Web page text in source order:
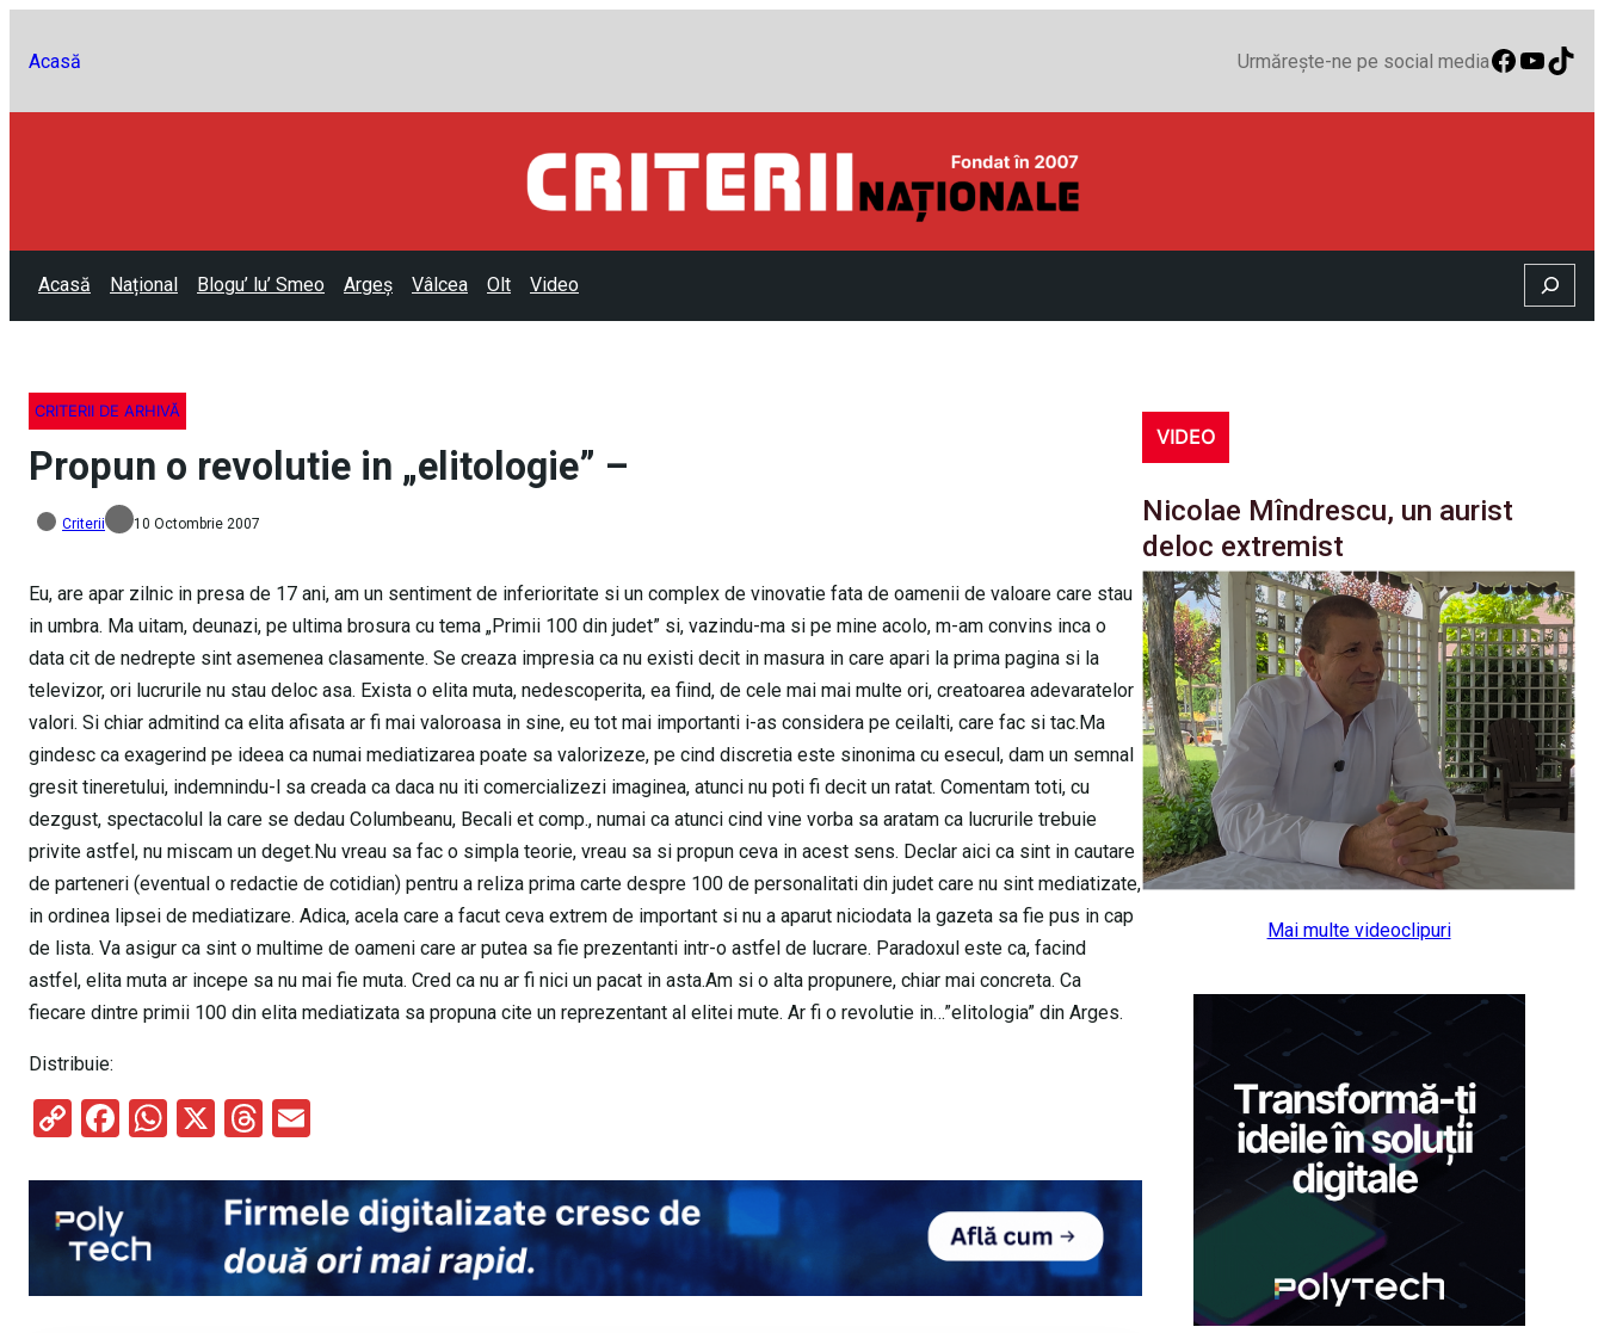
Acasă Urmărește-ne pe social media
Acasă Național Blogu’ lu’ Smeo Argeș Vâlcea Olt Video Search
CRITERII DE ARHIVĂ
Propun o revolutie in „elitologie” –
Criterii 10 Octombrie 2007
Eu, are apar zilnic in presa de 17 ani, am un sentiment de inferioritate si un complex de vinovatie fata de oamenii de valoare care stau
in umbra. Ma uitam, deunazi, pe ultima brosura cu tema „Primii 100 din judet” si, vazindu-ma si pe mine acolo, m-am convins inca o
data cit de nedrepte sint asemenea clasamente. Se creaza impresia ca nu existi decit in masura in care apari la prima pagina si la
televizor, ori lucrurile nu stau deloc asa. Exista o elita muta, nedescoperita, ea fiind, de cele mai mai multe ori, creatoarea adevaratelor
valori. Si chiar admitind ca elita afisata ar fi mai valoroasa in sine, eu tot mai importanti i-as considera pe ceilalti, care fac si tac.Ma
gindesc ca exagerind pe ideea ca numai mediatizarea poate sa valorizeze, pe cind discretia este sinonima cu esecul, dam un semnal
gresit tineretului, indemnindu-l sa creada ca daca nu iti comercializezi imaginea, atunci nu poti fi decit un ratat. Comentam toti, cu
dezgust, spectacolul la care se dedau Columbeanu, Becali et comp., numai ca atunci cind vine vorba sa aratam ca lucrurile trebuie
privite astfel, nu miscam un deget.Nu vreau sa fac o simpla teorie, vreau sa si propun ceva in acest sens. Declar aici ca sint in cautare
de parteneri (eventual o redactie de cotidian) pentru a reliza prima carte despre 100 de personalitati din judet care nu sint mediatizate,
in ordinea lipsei de mediatizare. Adica, acela care a facut ceva extrem de important si nu a aparut niciodata la gazeta sa fie pus in cap
de lista. Va asigur ca sint o multime de oameni care ar putea sa fie prezentanti intr-o astfel de lucrare. Paradoxul este ca, facind
astfel, elita muta ar incepe sa nu mai fie muta. Cred ca nu ar fi nici un pacat in asta.Am si o alta propunere, chiar mai concreta. Ca
fiecare dintre primii 100 din elita mediatizata sa propuna cite un reprezentant al elitei mute. Ar fi o revolutie in…”elitologia” din Arges.
Distribuie:
C
py
Li
n
k
F
ce
b
o
o
W
at
s
A
p
X
T
e
a
d
s
ail
VIDEO
Nicolae Mîndrescu, un aurist
deloc extremist
Mai multe videoclipuri